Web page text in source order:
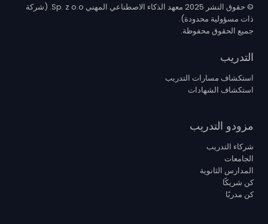
© حقوق النشر 2025 معهد الذكاء الاصطناعي المهني Sp. z o.o. (شركة
ذات مسؤولية محدودة).
جميع الحقوق محفوظة.
التدريب
استكشاف مسارات التدريب
استكشاف الشهادات
مزودو التدريب
شركاء التدريب
الجامعات
المدارس الثانوية
كن شريكًا
كن مدربًا